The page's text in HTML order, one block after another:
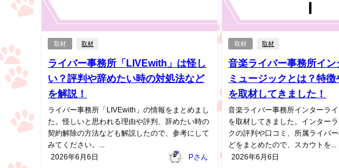
取材 取材
ライバー事務所「LIVEwith」は怪し
い？評判や辞めたい時の対処法など
を解説！
ライバー事務所「LIVEwith」の情報をまとめまし
た。怪しいと思われる理由や評判、辞めたい時の
契約解除の方法なども解説したので、参考にして
みてください。...
2026年6月6日
Pさん
取材 取材
音楽ライバー事務所イン
ミュージックとは？特
を取材してきました！
音楽ライバー事務所インターラ
を取材してきました。インター
クの評判や口コミ、所属ライバ
どをまとめたので、スカウトを...
2026年6月6日